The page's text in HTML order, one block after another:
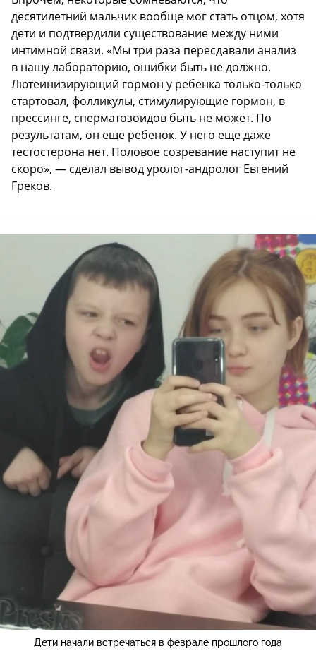
десятилетний мальчик вообще мог стать отцом, хотя
дети и подтвердили существование между ними
интимной связи. «Мы три раза пересдавали анализ
в нашу лабораторию, ошибки быть не должно.
Лютеинизирующий гормон у ребенка только-только
стартовал, фолликулы, стимулирующие гормон, в
прессинге, сперматозоидов быть не может. По
результатам, он еще ребенок. У него еще даже
тестостерона нет. Половое созревание наступит не
скоро», — сделал вывод уролог-андролог Евгений
Греков.
Дети начали встречаться в феврале прошлого года